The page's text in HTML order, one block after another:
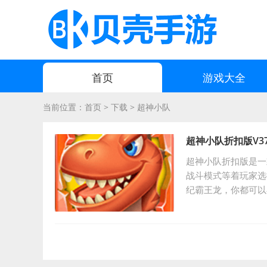
首页 游戏大全
当前位置： 首页 > 下载 > 超神小队
超神小队折扣版
超神小队折扣版是
战斗模式等着玩家
纪霸王龙，你都可